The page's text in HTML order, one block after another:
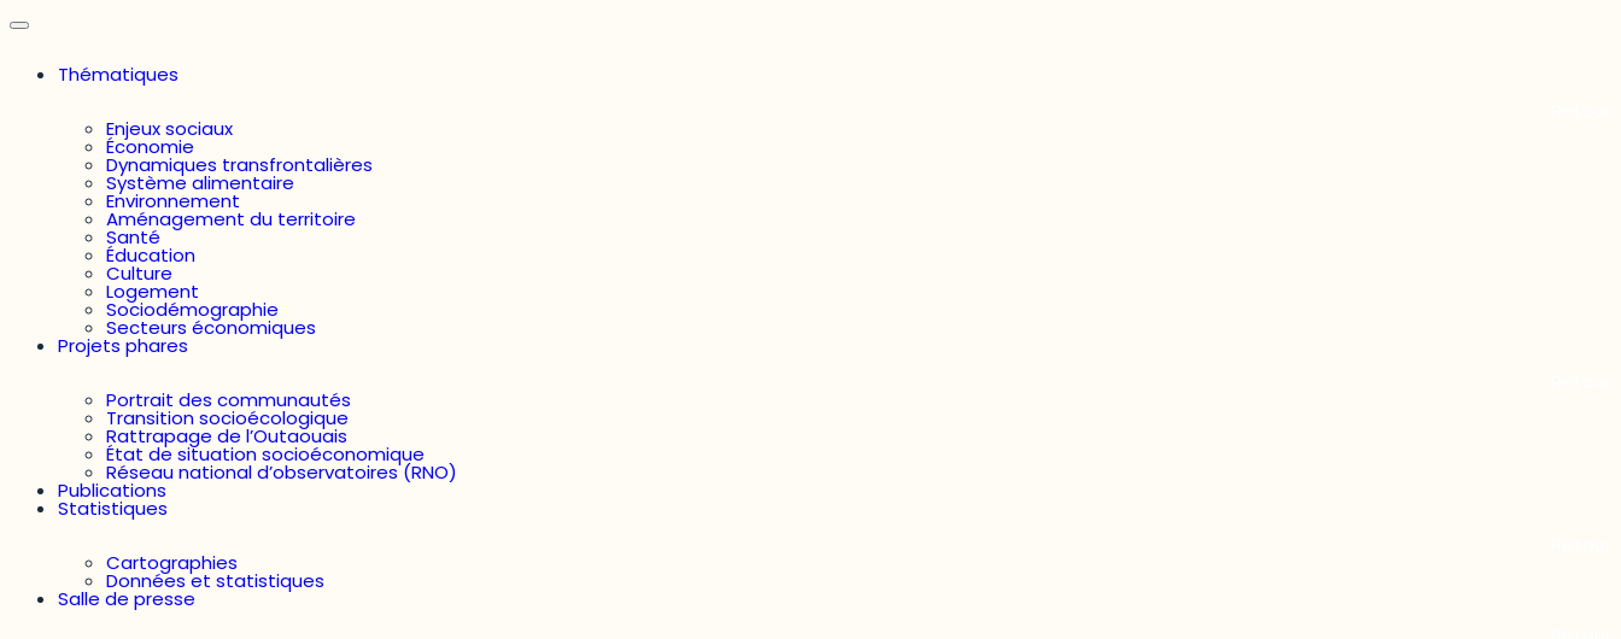
Thématiques
Enjeux sociaux
Économie
Dynamiques transfrontalières
Système alimentaire
Environnement
Aménagement du territoire
Santé
Éducation
Culture
Logement
Sociodémographie
Secteurs économiques
Projets phares
Portrait des communautés
Transition socioécologique
Rattrapage de l’Outaouais
État de situation socioéconomique
Réseau national d’observatoires (RNO)
Publications
Statistiques
Cartographies
Données et statistiques
Salle de presse